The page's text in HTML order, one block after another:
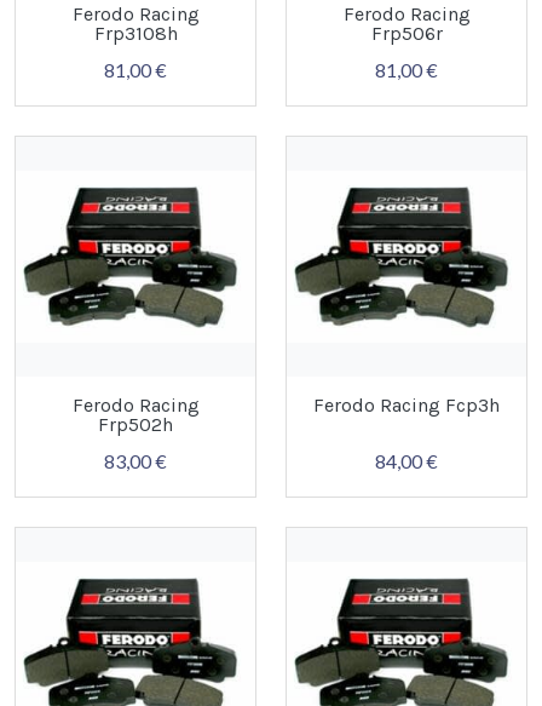
Ferodo Racing
Frp3108h
81,00 €
Ferodo Racing
Frp506r
81,00 €
Ferodo Racing
Frp502h
83,00 €
Ferodo Racing Fcp3h
84,00 €